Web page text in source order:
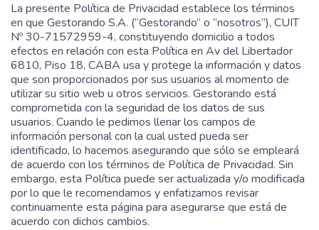
La presente Política de Privacidad establece los términos
en que Gestorando S.A. (“Gestorando” o “nosotros”), CUIT
Nº 30-71572959-4, constituyendo domicilio a todos
efectos en relación con esta Política en Av del Libertador
6810, Piso 18, CABA usa y protege la información y datos
que son proporcionados por sus usuarios al momento de
utilizar su sitio web u otros servicios. Gestorando está
comprometida con la seguridad de los datos de sus
usuarios. Cuando le pedimos llenar los campos de
información personal con la cual usted pueda ser
identificado, lo hacemos asegurando que sólo se empleará
de acuerdo con los términos de Política de Privacidad. Sin
embargo, esta Política puede ser actualizada y/o modificada
por lo que le recomendamos y enfatizamos revisar
continuamente esta página para asegurarse que está de
acuerdo con dichos cambios.